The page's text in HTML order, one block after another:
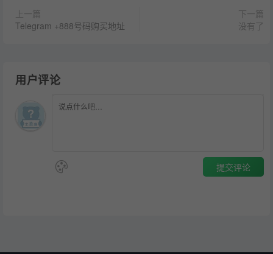
上一篇
Telegram +888号码购买地址
下一篇
没有了
用户评论
提交评论